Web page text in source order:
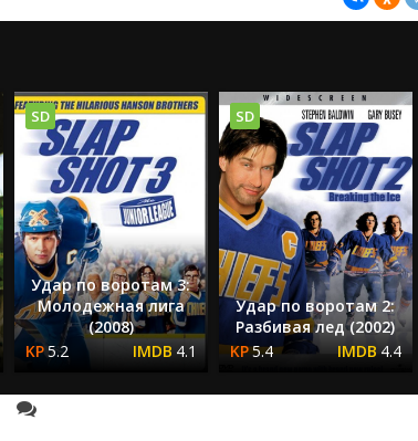
SD
Удар по воротам 3:
Молодежная лига
(2008)
5.2
4.1
SD
Удар по воротам 2:
Разбивая лед (2002)
5.4
4.4